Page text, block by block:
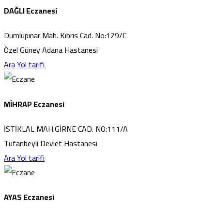
DAĞLI Eczanesi
Dumlupınar Mah. Kıbrıs Cad. No:129/C
Özel Güney Adana Hastanesi
AraYol tarifi
MİHRAP Eczanesi
İSTİKLAL MAH.GİRNE CAD. NO:111/A
Tufanbeyli Devlet Hastanesi
AraYol tarifi
AYAS Eczanesi